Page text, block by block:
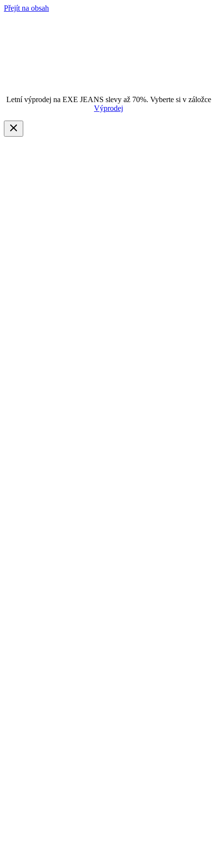
Přejít na obsah
Letní výprodej na EXE JEANS slevy až 70%. Vyberte si v záložce
Výprodej